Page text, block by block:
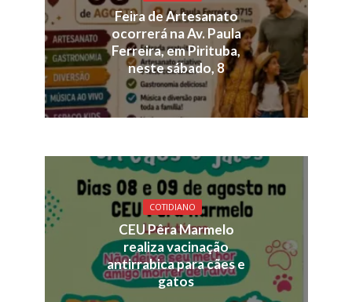
Feira de Artesanato
ocorrerá na Av. Paula
Ferreira, em Pirituba,
neste sábado, 8
COTIDIANO
CEU Pêra Marmelo
realiza vacinação
antirrabica para cães e
gatos